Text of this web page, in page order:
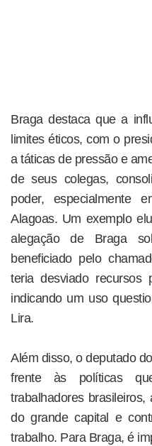
Braga destaca que a
limites éticos, com o
a táticas de pressão e
de seus colegas,
poder, especialmente
Alagoas. Um exemplo
alegação de Braga
beneficiado pelo
teria desviado recursos
indicando um uso
Lira.
Além disso, o deputado
frente às políticas
trabalhadores
do grande capital e
trabalho. Para Braga, é